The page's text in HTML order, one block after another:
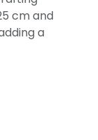
cm and
a